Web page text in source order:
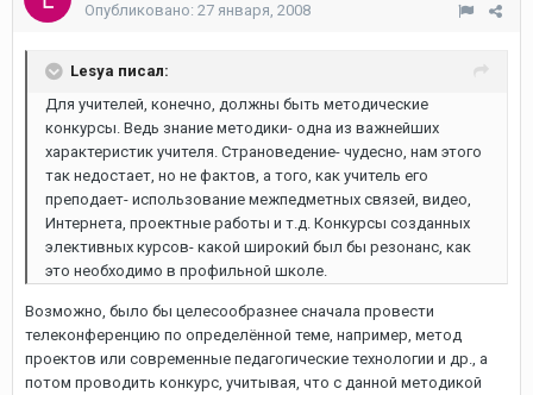
Опубликовано: 27 января, 2008
Lesya писал:
Для учителей, конечно, должны быть методические
конкурсы. Ведь знание методики- одна из важнейших
характеристик учителя. Страноведение- чудесно, нам этого
так недостает, но не фактов, а того, как учитель его
преподает- использование межпедметных связей, видео,
Интернета, проектные работы и т.д. Конкурсы созданных
элективных курсов- какой широкий был бы резонанс, как
это необходимо в профильной школе.
Возможно, было бы целесообразнее сначала провести
телеконференцию по определённой теме, например, метод
проектов или современные педагогические технологии и др., а
потом проводить конкурс, учитывая, что с данной методикой